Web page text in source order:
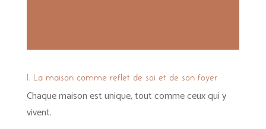
1. La maison comme reflet de soi et de son foyer
Chaque maison est unique, tout comme ceux qui y
vivent.